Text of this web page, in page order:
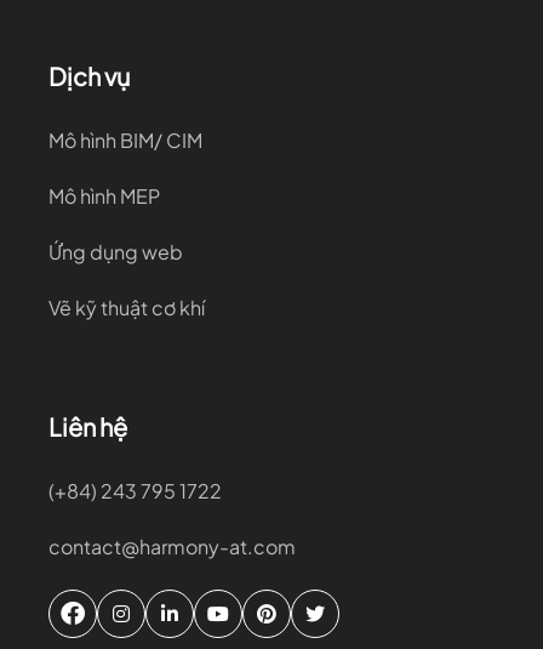
Dịch vụ
Mô hình BIM/ CIM
Mô hình MEP
Ứng dụng web
Vẽ kỹ thuật cơ khí
Liên hệ
(+84) 243 795 1722
contact@harmony-at.com